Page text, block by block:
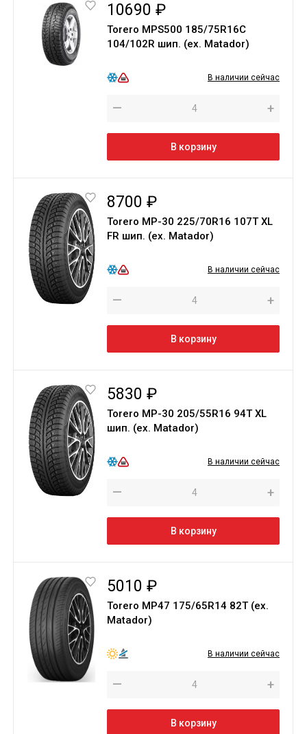
10690 ₽
Torero MPS500 185/75R16С
104/102R шип. (ex. Matador)
В наличии сейчас
— +
В корзину
8700 ₽
Torero МР-30 225/70R16 107T XL
FR шип. (ex. Matador)
В наличии сейчас
— +
В корзину
5830 ₽
Torero МР-30 205/55R16 94T XL
шип. (ex. Matador)
В наличии сейчас
— +
В корзину
5010 ₽
Torero MP47 175/65R14 82T (ex.
Matador)
В наличии сейчас
— +
В корзину